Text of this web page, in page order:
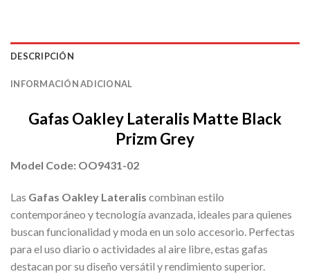
DESCRIPCIÓN
INFORMACIÓN ADICIONAL
Gafas Oakley Lateralis Matte Black
Prizm Grey
Model Code: OO9431-02
Las Gafas Oakley Lateralis combinan estilo
contemporáneo y tecnología avanzada, ideales para quienes
buscan funcionalidad y moda en un solo accesorio. Perfectas
para el uso diario o actividades al aire libre, estas gafas
destacan por su diseño versátil y rendimiento superior.